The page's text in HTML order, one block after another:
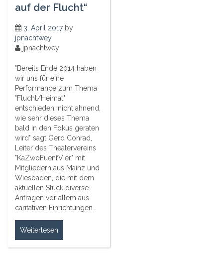
auf der Flucht“
3. April 2017by
jpnachtwey
jpnachtwey
"Bereits Ende 2014 haben
wir uns für eine
Performance zum Thema
"Flucht/Heimat"
entschieden, nicht ahnend,
wie sehr dieses Thema
bald in den Fokus geraten
wird" sagt Gerd Conrad,
Leiter des Theatervereins
"KaZwoFuenfVier" mit
Mitgliedern aus Mainz und
Wiesbaden, die mit dem
aktuellen Stück diverse
Anfragen vor allem aus
caritativen Einrichtungen…
Weiterlesen